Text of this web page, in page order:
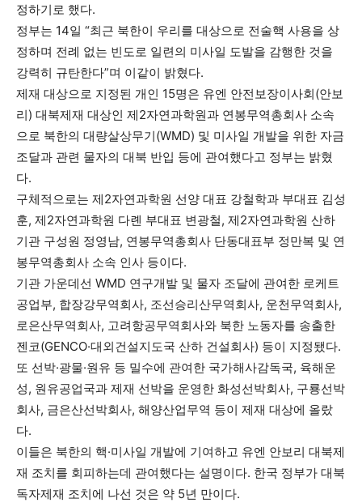
정하기로 했다.
정부는 14일 “최근 북한이 우리를 대상으로 전술핵 사용을 상
정하며 전례 없는 빈도로 일련의 미사일 도발을 감행한 것을
강력히 규탄한다”며 이같이 밝혔다.
제재 대상으로 지정된 개인 15명은 유엔 안전보장이사회(안보
리) 대북제재 대상인 제2자연과학원과 연봉무역총회사 소속
으로 북한의 대량살상무기(WMD) 및 미사일 개발을 위한 자금
조달과 관련 물자의 대북 반입 등에 관여했다고 정부는 밝혔
다.
구체적으로는 제2자연과학원 선양 대표 강철학과 부대표 김성
훈, 제2자연과학원 다롄 부대표 변광철, 제2자연과학원 산하
기관 구성원 정영남, 연봉무역총회사 단동대표부 정만복 및 연
봉무역총회사 소속 인사 등이다.
기관 가운데선 WMD 연구개발 및 물자 조달에 관여한 로케트
공업부, 합장강무역회사, 조선승리산무역회사, 운천무역회사,
로은산무역회사, 고려항공무역회사와 북한 노동자를 송출한
젠코(GENCO·대외건설지도국 산하 건설회사) 등이 지정됐다.
또 선박·광물·원유 등 밀수에 관여한 국가해사감독국, 육해운
성, 원유공업국과 제재 선박을 운영한 화성선박회사, 구룡선박
회사, 금은산선박회사, 해양산업무역 등이 제재 대상에 올랐
다.
이들은 북한의 핵·미사일 개발에 기여하고 유엔 안보리 대북제
재 조치를 회피하는데 관여했다는 설명이다. 한국 정부가 대북
독자제재 조치에 나선 것은 약 5년 만이다.